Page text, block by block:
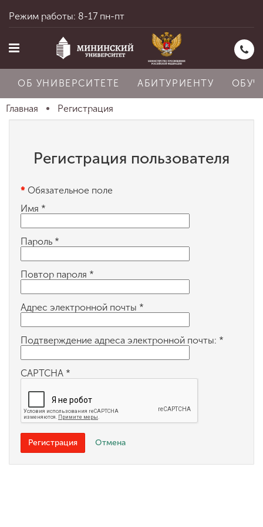
Об университете
Абитуриенту
Обучение
Наука
Международная
деятельность
Другие виды
деятельности
Студенческая жизнь
Режим работы: 8-17 пн-пт
ОБ УНИВЕРСИТЕТЕ АБИТУРИЕНТУ
Главная Регистрация
Регистрация пользователя
* Обязательное поле
Имя *
Пароль *
Повтор пароля *
Адрес электронной почты *
Подтверждение адреса электронной почты: *
CAPTCHA *
Регистрация Отмена